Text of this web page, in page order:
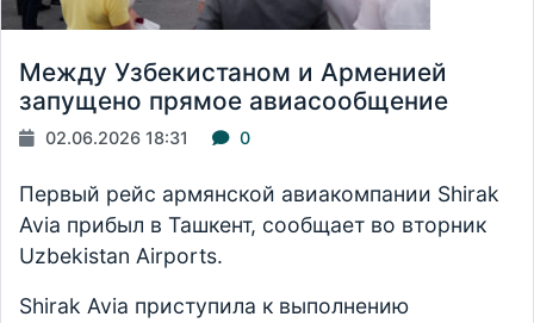
Между Узбекистаном и Арменией
запущено прямое авиасообщение
02.06.2026 18:31 0
Первый рейс армянской авиакомпании Shirak
Avia прибыл в Ташкент, сообщает во вторник
Uzbekistan Airports.
Shirak Avia приступила к выполнению